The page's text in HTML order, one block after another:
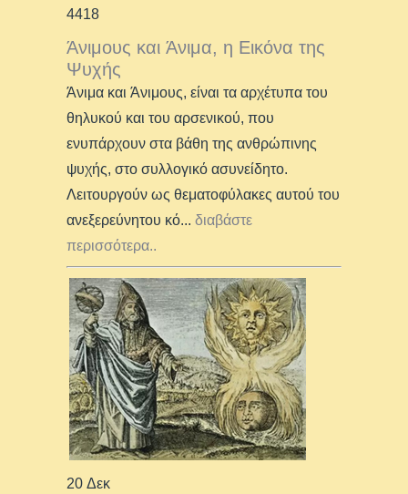
4418
Άνιμους και Άνιμα, η Εικόνα της
Ψυχής
Άνιμα και Άνιμους, είναι τα αρχέτυπα του
θηλυκού και του αρσενικού, που
ενυπάρχουν στα βάθη της ανθρώπινης
ψυχής, στο συλλογικό ασυνείδητο.
Λειτουργούν ως θεματοφύλακες αυτού του
ανεξερεύνητου κό... διαβάστε
περισσότερα..
20 Δεκ